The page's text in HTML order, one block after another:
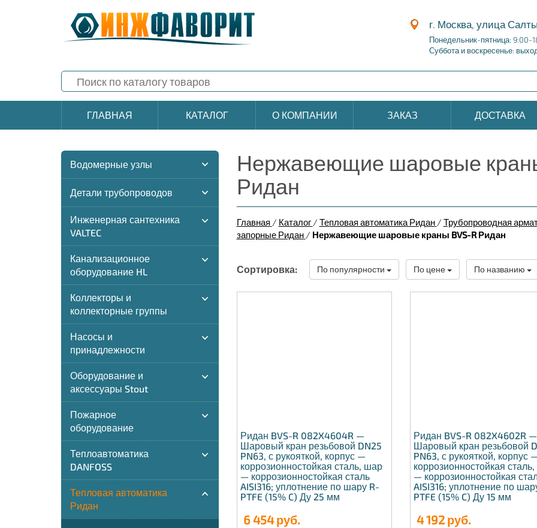
г. Москва, улица
Понедельник-пятница: 9:00-
Суббота и воскресенье:
ГЛАВНАЯ КАТАЛОГ О КОМПАНИИ ЗАКАЗ ДОСТАВКА
Водомерные узлы
Детали трубопроводов
Инженерная сантехника
VALTEC
Канализационное
оборудование HL
Коллекторы и
коллекторные группы
Насосы и
принадлежности
Оборудование и
аксессуары Stout
Пожарное
оборудование
Теплоавтоматика
DANFOSS
Тепловая автоматика
Ридан
Нержавеющие шаровые
Ридан
Главная / Каталог / Тепловая автоматика Ридан / Трубопроводная
запорные Ридан / Нержавеющие шаровые краны BVS-R Ридан
Сортировка: По популярности По цене По названию
Ридан BVS-R 082X4604R —
Шаровый кран резьбовой DN25
PN63, с рукояткой, корпус —
коррозионностойкая сталь, шар
— коррозионностойкая сталь
AISI316; уплотнение по шару R-
PTFE (15% C) Ду 25 мм
6 454руб.
Ридан BVS-R 082X4602R —
Шаровый кран резьбовой
PN63, с рукояткой, корпус
коррозионностойкая
— коррозионностойкая
AISI316; уплотнение по
PTFE (15% C) Ду 15 мм
4 192 руб.